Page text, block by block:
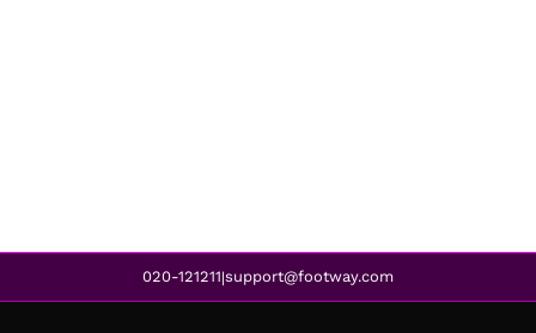
020-121211|support@footway.com